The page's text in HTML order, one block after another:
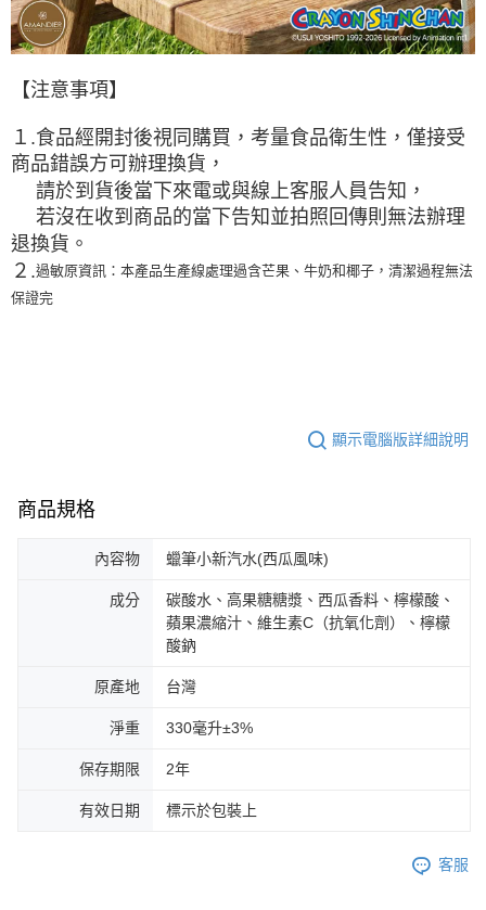
【注意事項】
１.食品經開封後視同購買，考量食品衛生性，僅接受
商品錯誤方可辦理換貨，
請於到貨後當下來電或與線上客服人員告知，
若沒在收到商品的當下告知並拍照回傳則無法辦理
退換貨。
２.過敏原資訊：本產品生產線處理過含芒果、牛奶和椰子，清潔過程無法
保證完
顯示電腦版詳細說明
商品規格
內容物 蠟筆小新汽水(西瓜風味)
成分
碳酸水、高果糖糖漿、西瓜香料、檸檬酸、
蘋果濃縮汁、維生素C（抗氧化劑）、檸檬
酸鈉
原產地 台灣
淨重 330毫升±3%
保存期限 2年
有效日期 標示於包裝上
客服